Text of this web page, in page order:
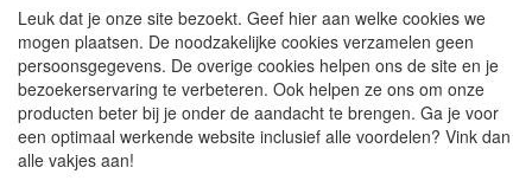
Bestellingen binnen Nederland, ongeacht gewicht, verstuurd
voor € 6,95
Prijzen inclusief 21% BTW, tenzij anders vermeldt
Leuk dat je onze site bezoekt. Geef hier aan welke cookies we
mogen plaatsen. De noodzakelijke cookies verzamelen geen
persoonsgegevens. De overige cookies helpen ons de site en je
bezoekerservaring te verbeteren. Ook helpen ze ons om onze
producten beter bij je onder de aandacht te brengen. Ga je voor
een optimaal werkende website inclusief alle voordelen? Vink dan
alle vakjes aan!